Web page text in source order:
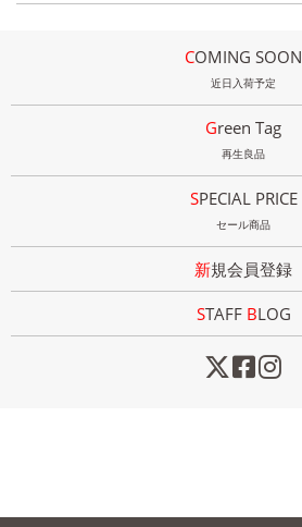
COMING SOON
近日入荷予定
Green Tag
再生良品
SPECIAL PRICE
セール商品
新規会員登録
STAFF BLOG